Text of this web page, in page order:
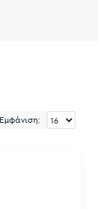
Εμφάνιση: